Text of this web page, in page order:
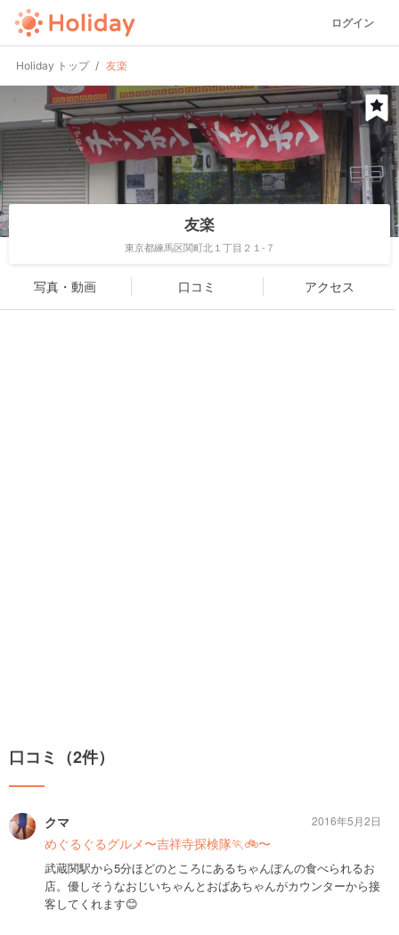
ログイン
Holiday トップ 友楽
友楽
東京都練馬区関町北１丁目２１-７
写真・動画 口コミ アクセス
口コミ（2件）
クマ
めぐるぐるグルメ〜吉祥寺探検隊🏃🚲〜
武蔵関駅から5分ほどのところにあるちゃんぽんの食べられるお
店。優しそうなおじいちゃんとおばあちゃんがカウンターから接
客してくれます😊
2016年5月2日